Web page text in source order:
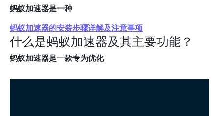
蚂蚁加速器是一种
蚂蚁加速器的安装步骤详解及注意事项
什么是蚂蚁加速器及其主要功能？
蚂蚁加速器是一款专为优化